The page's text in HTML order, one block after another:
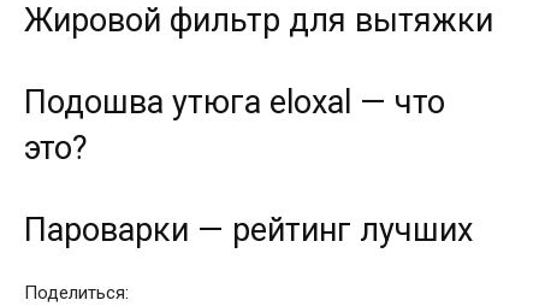
Жировой фильтр для вытяжки
Подошва утюга eloxal — что
это?
Пароварки — рейтинг лучших
Поделиться: